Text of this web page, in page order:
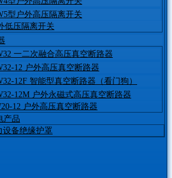
型户外高压隔离开关
低压隔离开关
一二次融合高压真空断路器
12 户外高压真空断路器
12F 智能型真空断路器（看门狗）
12M 户外永磁式高压真空断路器
12 户外高压真空断路器
产品
设备绝缘护罩